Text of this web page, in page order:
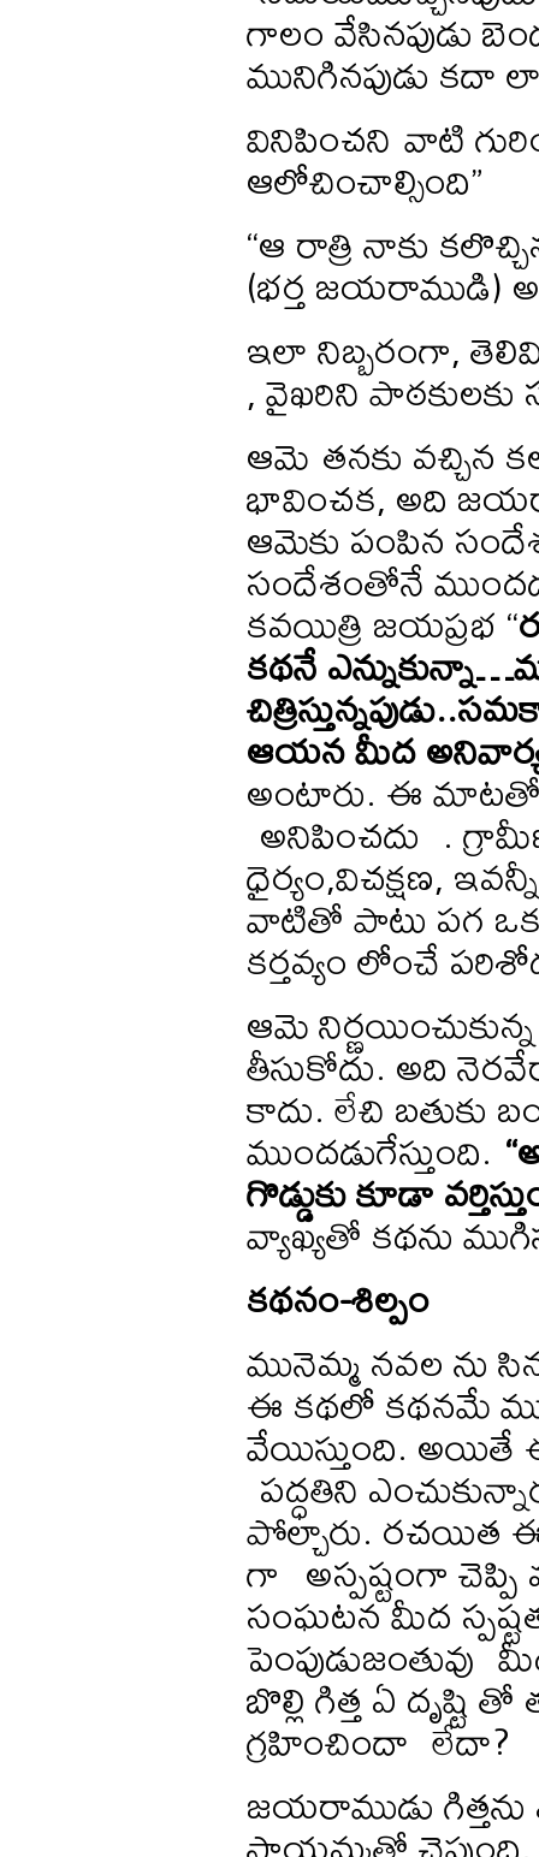
గాలం వేసినపుడు
మునిగినపుడు కదా
వినిపించని వాటి
ఆలోచించాల్సింది”
“ఆ రాత్రి నాకు
(భర్త జయరాముడి)
ఇలా నిబ్బరంగా,
, వైఖరిని పాఠకులకు
ఆమె తనకు వచ్చిన
భావించక, అది
ఆమెకు పంపిన
సందేశంతోనే
కవయిత్రి జయప్రభ “
కథనేఎన్నుకున్నా…
చిత్రిస్తున్నపుడు..
ఆయనమీద
అంటారు. ఈ
అనిపించదు .
ధైర్యం,విచక్షణ,
వాటితో పాటు పగ ఒకటి
కర్తవ్యం లోంచే
ఆమె
తీసుకోదు. అది
కాదు. లేచి బతుకు
ముందడుగేస్తుంది. “
గొడ్డుకుకూడా
వ్యాఖ్యతో కథను
కథనం-శిల్పం
మునెమ్మ నవల ను
ఈ కథలో కథనమే
వేయిస్తుంది.
పద్ధతిని
పోల్చారు. రచయిత ఈ
గా అస్పష్టంగా చెప్పి
సంఘటన మీద
బొల్లి గిత్త ఏ దృష్టి
గ్రహించిందా లేదా?
జయరాముడు గిత్తను